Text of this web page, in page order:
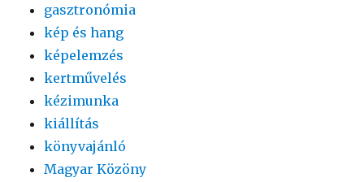
gasztronómia
kép és hang
képelemzés
kertművelés
kézimunka
kiállítás
könyvajánló
Magyar Közöny